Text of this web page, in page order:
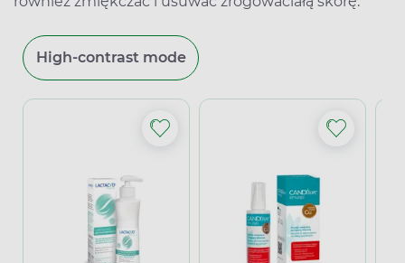
High-contrast mode